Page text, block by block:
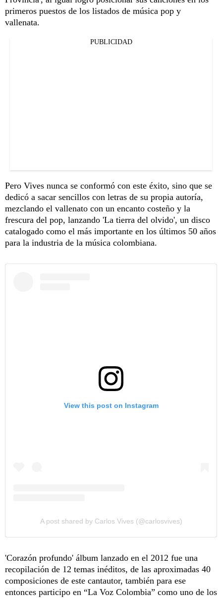
primeros puestos de los listados de música pop y
vallenata.
PUBLICIDAD
Pero Vives nunca se conformó con este éxito, sino que se
dedicó a sacar sencillos con letras de su propia autoría,
mezclando el vallenato con un encanto costeño y la
frescura del pop, lanzando 'La tierra del olvido', un disco
catalogado como el más importante en los últimos 50 años
para la industria de la música colombiana.
View this post on Instagram
A post shared by Carlos Vives (@carlosvives)
'Corazón profundo' álbum lanzado en el 2012 fue una
recopilación de 12 temas inéditos, de las aproximadas 40
composiciones de este cantautor, también para ese
entonces participo en “La Voz Colombia” como uno de los